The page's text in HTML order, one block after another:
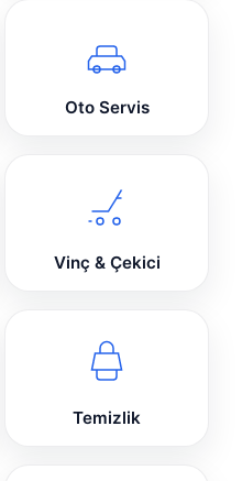
Oto Servis
Vinç & Çekici
Temizlik